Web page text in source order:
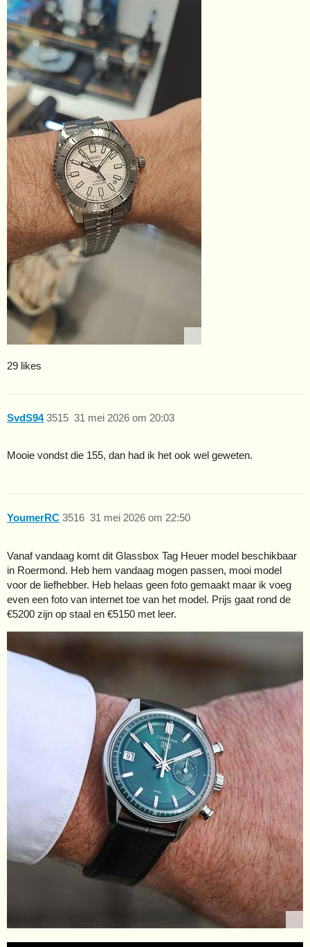
29 likes
SvdS94 31 mei 2026 om 20:03
3515
Mooie vondst die 155, dan had ik het ook wel geweten.
YoumerRC 31 mei 2026 om 22:50
3516
Vanaf vandaag komt dit Glassbox Tag Heuer model beschikbaar
in Roermond. Heb hem vandaag mogen passen, mooi model
voor de liefhebber. Heb helaas geen foto gemaakt maar ik voeg
even een foto van internet toe van het model. Prijs gaat rond de
€5200 zijn op staal en €5150 met leer.